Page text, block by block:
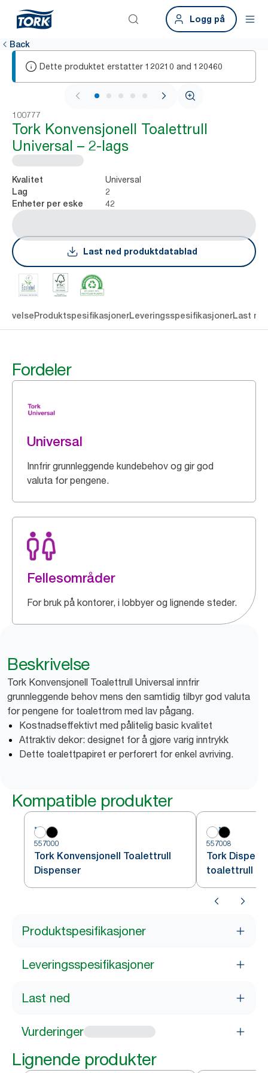
Logg på
Back
Dette produktet erstatter 120210 and 120460
1 / 6
100777
Tork Konvensjonell Toalettrull
Universal – 2-lags
Kvalitet Universal
Lag 2
Enheter per eske 42
Last ned produktdatablad
ProduktspesifikasjonerLeveringsspesifikasjonerLast
Fordeler
Universal
Innfrir grunnleggende kundebehov og gir god
valuta for pengene.
Fellesområder
For bruk på kontorer, i lobbyer og lignende steder.
Beskrivelse
Tork Konvensjonell Toalettrull Universal innfrir
grunnleggende behov mens den samtidig tilbyr god valuta
for pengene for toalettrom med lav pågang.
Kostnadseffektivt med pålitelig basic kvalitet
Attraktiv dekor: designet for å gjøre varig inntrykk
Dette toalettpapiret er perforert for enkel avriving.
Kompatible produkter
557000
Tork Konvensjonell Toalettrull
Dispenser
557008
Tork
toalettrull
Produktspesifikasjoner
Leveringsspesifikasjoner
Last ned
Vurderinger
Lignende produkter